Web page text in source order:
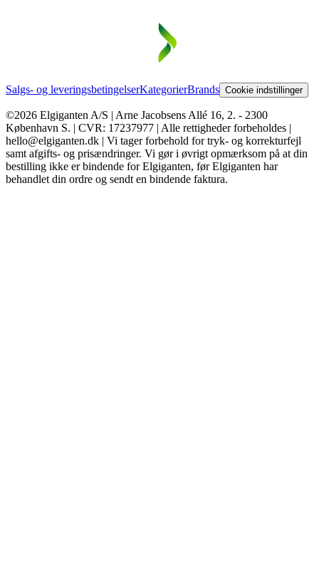
Salgs- og leveringsbetingelserKategorierBrands Cookie indstillinger
©2026 Elgiganten A/S | Arne Jacobsens Allé 16, 2. - 2300
København S. | CVR: 17237977 | Alle rettigheder forbeholdes |
hello@elgiganten.dk | Vi tager forbehold for tryk- og korrekturfejl
samt afgifts- og prisændringer. Vi gør i øvrigt opmærksom på at din
bestilling ikke er bindende for Elgiganten, før Elgiganten har
behandlet din ordre og sendt en bindende faktura.